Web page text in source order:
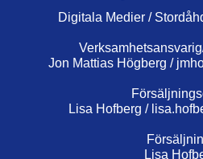
Digitala Medier /
Jon Mattias Högberg /
Lisa Hofberg /
Lisa